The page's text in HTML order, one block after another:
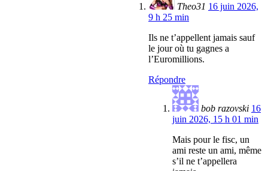
Theo31 16 juin 2026,
9 h 25 min
Ils ne t’appellent jamais sauf
le jour où tu gagnes a
l’Euromillions.
Répondre
bob razovski 16
juin 2026, 15 h 01 min
Mais pour le fisc, un
ami reste un ami, même
s’il ne t’appellera